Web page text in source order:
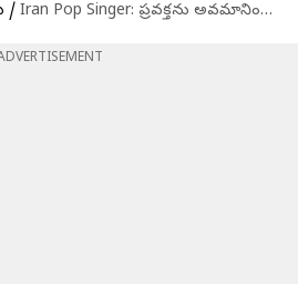
/ Iran Pop Singer: ప్ర‌వ‌క్త‌ను అవ‌మానించిన కేసులో ఇరాన్ పాప్ స్టార్ టాటాలూకు మరణశిక్ష